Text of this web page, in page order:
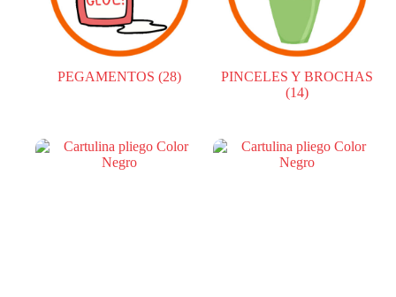
PEGAMENTOS (28)
PINCELES Y BROCHAS
(14)